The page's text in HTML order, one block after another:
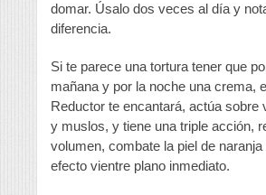
domar. Úsalo dos veces al día y
diferencia.
Si te parece una tortura tener que
mañana y por la noche una crema,
Reductor te encantará, actúa sobre
y muslos, y tiene una triple acción,
volumen, combate la piel de
efecto vientre plano inmediato.